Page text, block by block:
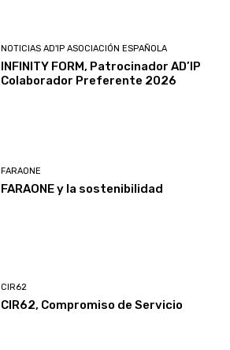
NOTICIAS AD'IP ASOCIACIÓN ESPAÑOLA
INFINITY FORM, Patrocinador AD’IP
Colaborador Preferente 2026
FARAONE
FARAONE y la sostenibilidad
CIR62
CIR62, Compromiso de Servicio